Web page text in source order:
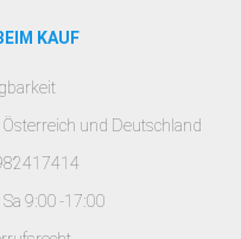
KAUF
und Deutschland
9:00 -17:00